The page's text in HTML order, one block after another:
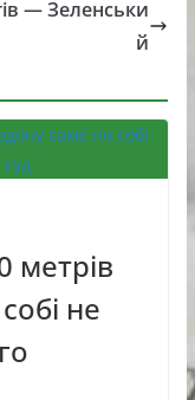
— Зеленськи
й
метрів
не